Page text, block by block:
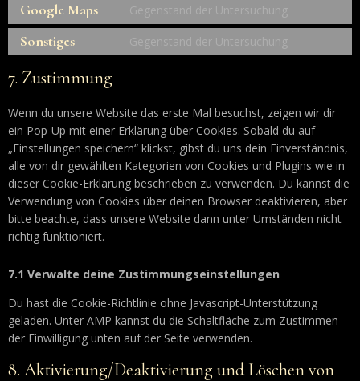
Google Maps Gegenstand der Untersuchung
Sonstiges Gegenstand der Untersuchung
7. Zustimmung
Wenn du unsere Website das erste Mal besuchst, zeigen wir dir
ein Pop-Up mit einer Erklärung über Cookies. Sobald du auf
„Einstellungen speichern“ klickst, gibst du uns dein Einverständnis,
alle von dir gewählten Kategorien von Cookies und Plugins wie in
dieser Cookie-Erklärung beschrieben zu verwenden. Du kannst die
Verwendung von Cookies über deinen Browser deaktivieren, aber
bitte beachte, dass unsere Website dann unter Umständen nicht
richtig funktioniert.
7.1 Verwalte deine Zustimmungseinstellungen
Du hast die Cookie-Richtlinie ohne Javascript-Unterstützung
geladen. Unter AMP kannst du die Schaltfläche zum Zustimmen
der Einwilligung unten auf der Seite verwenden.
8. Aktivierung/Deaktivierung und Löschen von